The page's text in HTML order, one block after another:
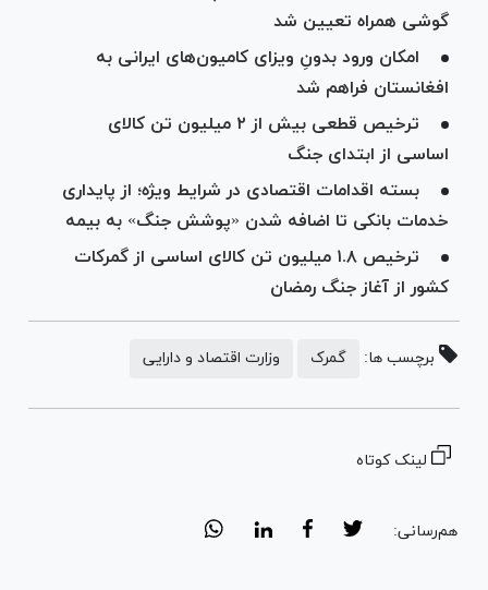
گوشی همراه تعیین شد
امکان ورود بدونِ ویزای کامیون‌های ایرانی به
افغانستان فراهم شد
ترخیص قطعی بیش از ۲ میلیون تن کالای
اساسی از ابتدای جنگ
بسته اقدامات اقتصادی در شرایط ویژه؛ از پایداری
خدمات بانکی تا اضافه شدن «پوشش جنگ» به بیمه
‎ترخیص ۱.۸ میلیون تن کالای اساسی از گمرکات
کشور از آغاز جنگ رمضان
برچسب ها: گمرک وزارت اقتصاد و دارایی
لینک کوتاه
هم‌رسانی: